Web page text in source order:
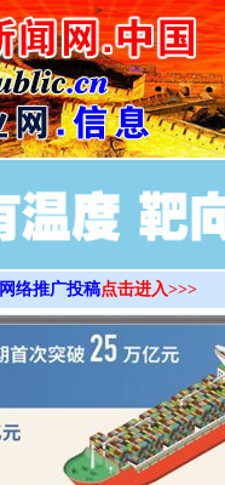
>
网络推广投稿点击进入>>>